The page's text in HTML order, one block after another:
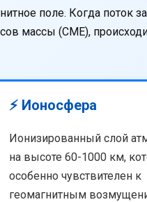
поле. Когда поток
массы (CME),
⚡ Ионосфера
Ионизированный слой
на высоте 60-1000 км,
особенно чувствителен к
геомагнитным